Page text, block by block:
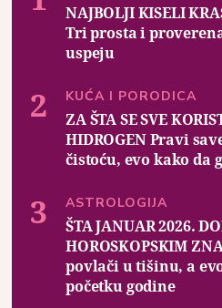
NAJBOLJI KISELI
Tri prosta i
uspeju
KUĆA I PORODICA
ZA ŠTA SE SVE
HIDROGEN Pravi
čistoću, evo kako da
ASTROLOGIJA
ŠTA JANUAR 2026.
HOROSKOPSKIM
povlači u tišinu, a
početku godine